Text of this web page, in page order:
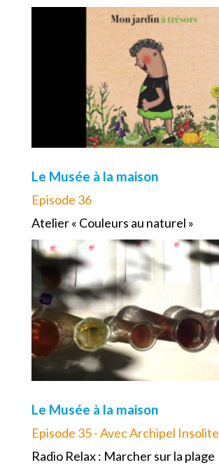
Le Musée à la maison
Episode 36
Atelier « Couleurs au naturel »
Le Musée à la maison
Episode 35 - Avec Archipel Insolite
Radio Relax : Marcher sur la plage